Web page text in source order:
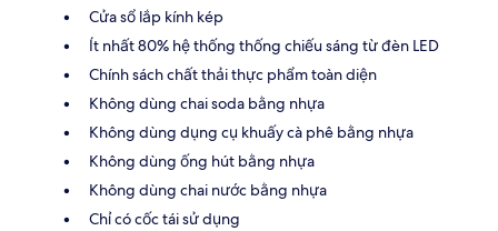
Cửa sổ lắp kính kép
Ít nhất 80% hệ thống thống chiếu sáng từ đèn LED
Chính sách chất thải thực phẩm toàn diện
Không dùng chai soda bằng nhựa
Không dùng dụng cụ khuấy cà phê bằng nhựa
Không dùng ống hút bằng nhựa
Không dùng chai nước bằng nhựa
Chỉ có cốc tái sử dụng